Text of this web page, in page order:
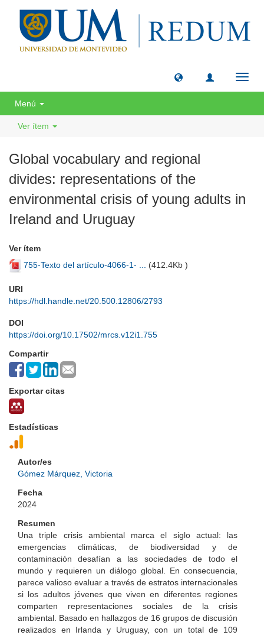
Menú
Ver ítem
Global vocabulary and regional
divides: representations of the
environmental crisis of young adults in
Ireland and Uruguay
Ver ítem
755-Texto del artículo-4066-1- ... (412.4Kb )
URI
https://hdl.handle.net/20.500.12806/2793
DOI
https://doi.org/10.17502/mrcs.v12i1.755
Compartir
Exportar citas
Estadísticas
Autor/es
Gómez Márquez, Victoria
Fecha
2024
Resumen
Una triple crisis ambiental marca el siglo actual: las
emergencias climáticas, de biodiversidad y de
contaminación desafían a las sociedades de todo el
mundo y requieren un diálogo global. En consecuencia,
parece valioso evaluar a través de estratos internacionales
si los adultos jóvenes que viven en diferentes regiones
comparten representaciones sociales de la crisis
ambiental. Basado en hallazgos de 16 grupos de discusión
realizados en Irlanda y Uruguay, con un total de 109